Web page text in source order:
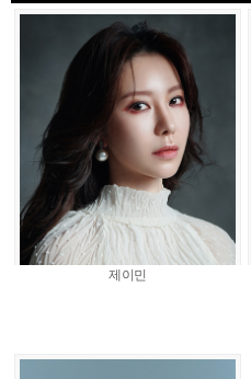
제이민